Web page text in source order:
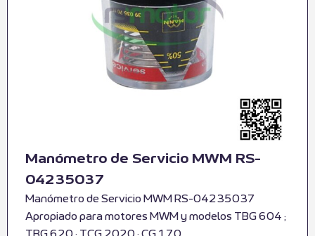
Manómetro de Servicio MWM RS-
04235037
Manómetro de Servicio MWM RS-04235037
Apropiado para motores MWM y modelos TBG 604 ;